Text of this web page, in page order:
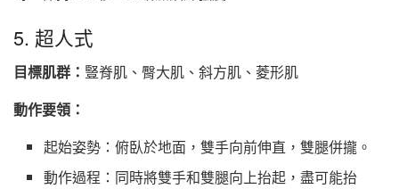
5. 超人式
目標肌群： 豎脊肌、臀大肌、斜方肌、菱形肌
動作要領：
起始姿勢：俯臥於地面，雙手向前伸直，雙腿併攏。
動作過程：同時將雙手和雙腿向上抬起，盡可能抬